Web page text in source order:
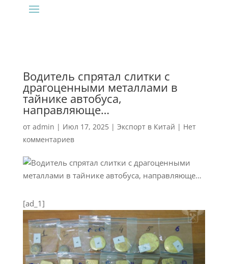
Водитель спрятал слитки с
драгоценными металлами в
тайнике автобуса,
направляюще…
от admin | Июл 17, 2025| Экспорт в Китай | Нет
комментариев
[ad_1]